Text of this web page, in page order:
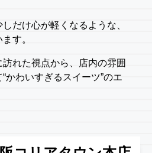
だけ心が軽くなるような、
す。
れた視点から、店内の雰囲
かわいすぎるスイーツ”のエ